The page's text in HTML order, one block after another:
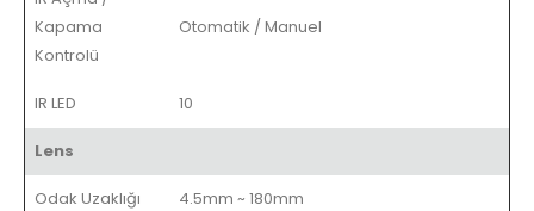
Kapama
Kontrolü
Otomatik / Manuel
IR LED 10
Lens
Odak Uzaklığı 4.5mm ~ 180mm